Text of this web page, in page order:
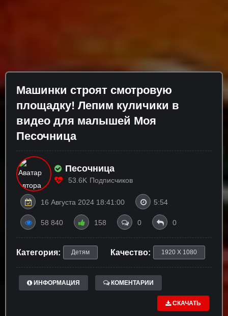
Машинки строят смотровую
площадку! Лепим куличики в
видео для малышей Моя
Песочница
Песочница
53.6K Подписчиков
16 Августа 2024 18:41:00 5:54
58 840 158 0 0
Категория: Детям Качество: 1920 X 1080
ИНФОРМАЦИЯ КОМЕНТАРИИ
СКАЧАТЬ